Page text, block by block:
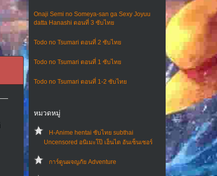
Onaji Semi no Someya-san ga Sexy Joyuu
datta Hanashi ตอนที่ 3 ซับไทย
Todo no Tsumari ตอนที่ 2 ซับไทย
Todo no Tsumari ตอนที่ 1 ซับไทย
Todo no Tsumari ตอนที่ 1-2 ซับไทย
หมวดหมู่
H-Anime hentai ซับไทย subthai
Uncensored อนิเมะโป๊ เฮ็นไต อันเซ็นเซอร์
การ์ตูนผจญภัย Adventure